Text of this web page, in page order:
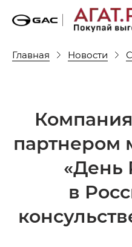
Главная Новости
Компания
партнером
«День
в